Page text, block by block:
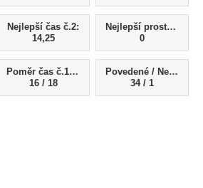
Nejlepší čas č.2:
14,25
Nejlepší prostřik:
0
Poměr čas č.1 (LP) / čas č.2 (PP)
16 / 18
Povedené / Nepovedené
34 / 1